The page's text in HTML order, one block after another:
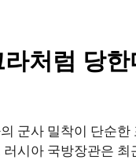
처럼 당
군사 밀착이 단순
러시아 국방장관은 최